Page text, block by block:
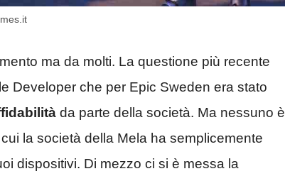
ma da molti. La questione più recente
Developer che per Epic Sweden era stato
da parte della società. Ma nessuno è
la società della Mela ha semplicemente
dispositivi. Di mezzo ci si è messa la